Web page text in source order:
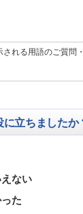
れる用語のご質問・
立ちましたか
ない
た